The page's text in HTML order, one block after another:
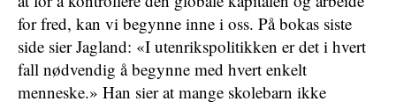
for fred, kan vi begynne inne i oss. På bokas siste
side sier Jagland: «I utenrikspolitikken er det i hvert
fall nødvendig å begynne med hvert enkelt
menneske.» Han sier at mange skolebarn ikke